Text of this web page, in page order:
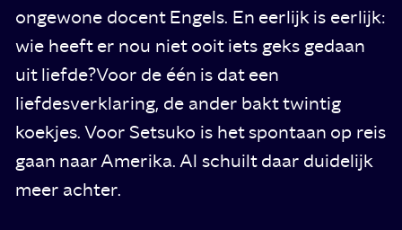
ongewone docent Engels. En eerlijk is eerlijk:
wie heeft er nou niet ooit iets geks gedaan
uit liefde?Voor de één is dat een
liefdesverklaring, de ander bakt twintig
koekjes. Voor Setsuko is het spontaan op reis
gaan naar Amerika. Al schuilt daar duidelijk
meer achter.